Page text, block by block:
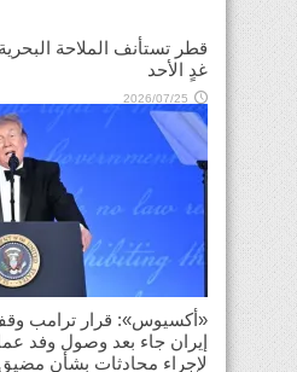
قطر تستأنف الملاحة
غدٍ الأحد
2026/07/25
«أكسيوس»: قرار ترامب
إيران جاء بعد وصول وفد
لإجراء محادثات بشأن